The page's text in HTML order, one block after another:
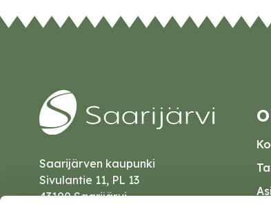
Saarijärven kaupunki
Sivulantie 11, PL 13
43100 Saarijärvi